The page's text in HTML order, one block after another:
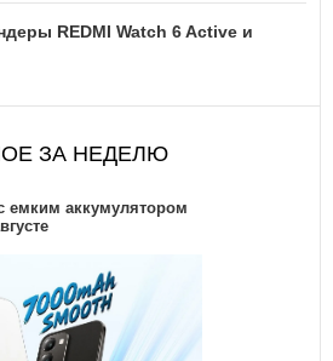
REDMI Watch 6 Active и
ЗА НЕДЕЛЮ
емким аккумулятором